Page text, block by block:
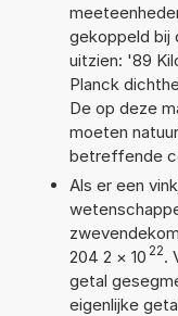
gekoppeld bij
uitzien: '89
Planck
De op deze
moeten
betreffende
Als er een
204 2 × 10 22.
getal
eigenlijke